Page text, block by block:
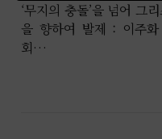
‘무지의 충돌’을 넘어 그
을 향하여 발제 : 이주
회…